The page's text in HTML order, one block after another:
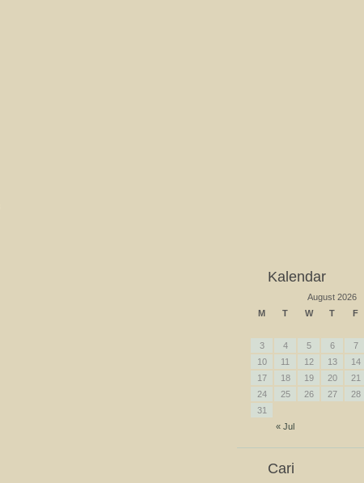
Kalendar
August 2026
M
T W T F
« Jul
3
4 5 6 7
10
11 12 13 14
17
18 19 20 21
24
25 26 27 28
31
Cari